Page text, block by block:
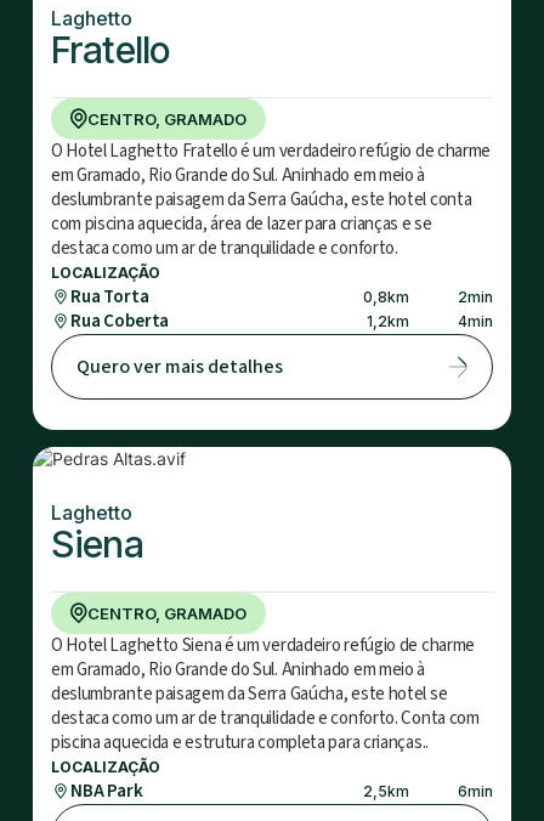
Laghetto
Fratello
CENTRO, GRAMADO
O Hotel Laghetto Fratello é um verdadeiro refúgio de charme
em Gramado, Rio Grande do Sul. Aninhado em meio à
deslumbrante paisagem da Serra Gaúcha, este hotel conta
com piscina aquecida, área de lazer para crianças e se
destaca como um ar de tranquilidade e conforto.
LOCALIZAÇÃO
Rua Torta 0,8km 2min
Rua Coberta 1,2km 4min
Quero ver mais detalhes
Laghetto
Siena
CENTRO, GRAMADO
O Hotel Laghetto Siena é um verdadeiro refúgio de charme
em Gramado, Rio Grande do Sul. Aninhado em meio à
deslumbrante paisagem da Serra Gaúcha, este hotel se
destaca como um ar de tranquilidade e conforto. Conta com
piscina aquecida e estrutura completa para crianças..
LOCALIZAÇÃO
NBA Park 2,5km 6min